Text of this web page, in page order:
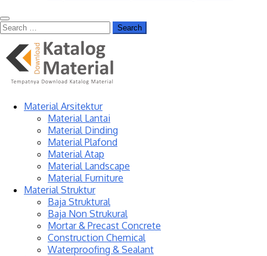
Material Arsitektur
Material Lantai
Material Dinding
Material Plafond
Material Atap
Material Landscape
Material Furniture
Material Struktur
Baja Struktural
Baja Non Strukural
Mortar & Precast Concrete
Construction Chemical
Waterproofing & Sealant